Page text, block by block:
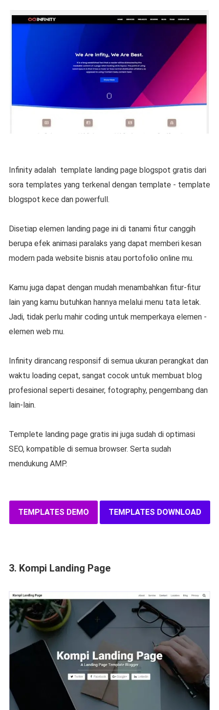
Infinity adalah template landing page blogspot gratis dari
sora templates yang terkenal dengan template - template
blogspot kece dan powerfull.
Disetiap elemen landing page ini di tanami fitur canggih
berupa efek animasi paralaks yang dapat memberi kesan
modern pada website bisnis atau portofolio online mu.
Kamu juga dapat dengan mudah menambahkan fitur-fitur
lain yang kamu butuhkan hannya melalui menu tata letak.
Jadi, tidak perlu mahir coding untuk memperkaya elemen -
elemen web mu.
Infinity dirancang responsif di semua ukuran perangkat dan
waktu loading cepat, sangat cocok untuk membuat blog
profesional seperti desainer, fotography, pengembang dan
lain-lain.
Templete landing page gratis ini juga sudah di optimasi
SEO, kompatible di semua browser. Serta sudah
mendukung AMP.
TEMPLATES DEMO TEMPLATES DOWNLOAD
3. Kompi Landing Page